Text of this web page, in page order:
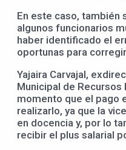
En este caso, también
algunos funcionarios
haber identificado el
oportunas para
Yajaira Carvajal,
Municipal de Recursos
momento que el pago
realizarlo, ya que la
en docencia y, por lo
recibir el plus salarial